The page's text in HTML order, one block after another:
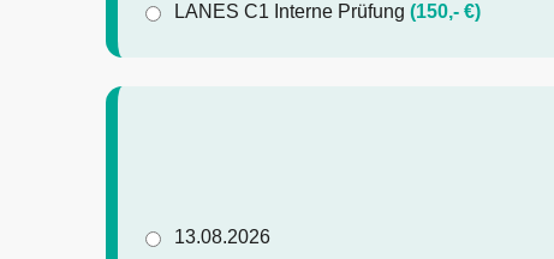
LANES C1 Interne Prüfung (150,- €)
13.08.2026